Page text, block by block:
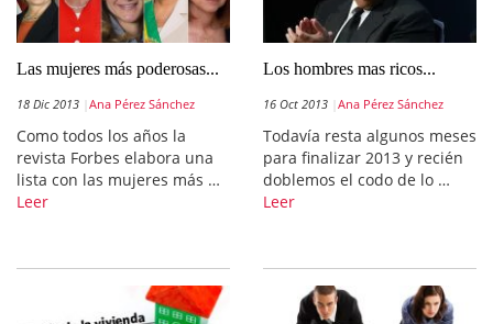
Las mujeres más poderosas...
18 Dic 2013 Ana Pérez Sánchez
Como todos los años la
revista Forbes elabora una
lista con las mujeres más …
Leer
Los hombres mas ricos...
16 Oct 2013 Ana Pérez Sánchez
Todavía resta algunos meses
para finalizar 2013 y recién
doblemos el codo de lo …
Leer